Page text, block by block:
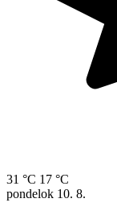
31 °C 17 °C
pondelok 10. 8.